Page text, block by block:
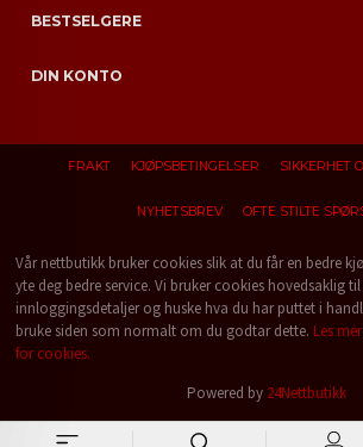
BESTSELGERE
DIN KONTO
FRAKT KJØPSBETINGELSER SIKKERHET
NYHETSBREV OFTE STILTE
Vår nettbutikk bruker cookies slik at du får en bedre
yte deg bedre service. Vi bruker cookies hovedsaklig
innloggingsdetaljer og huske hva du har puttet i
bruke siden som normalt om du godtar dette. Les mer
for cookies.
Powered by 24Nettbutikk